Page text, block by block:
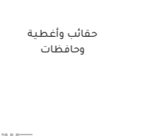
حقائب وأغطية
وحافظات